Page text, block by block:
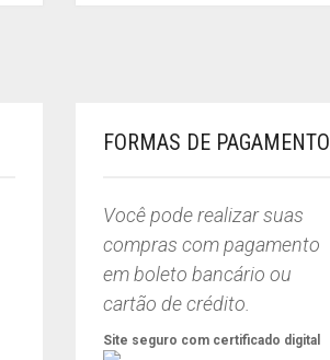
FORMAS DE PAGAMENTO
Você pode realizar suas
compras com pagamento
em boleto bancário ou
cartão de crédito.
Site seguro com certificado digital